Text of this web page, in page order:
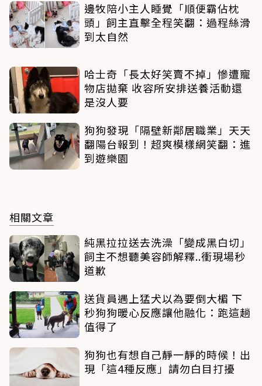
邊牧陪小主人睡覺「順便霸佔枕
頭」飼主直擊全程笑翻：過程絲滑
到太自然
哈士奇「長太好笑賣不掉」慘遭寵
物店拋棄 收容所安排送養活動還
是沒人要
狗狗發現「隔壁新鄰居職業」天天
翻陽台報到！超爽模樣網笑翻：進
到遊樂園
相關文章
純黑拉拉送去洗澡「變成黑白切」
飼主不想聽美容師解釋..衝現場秒
道歉
送貨員遇上猛犬以為要倒大楣 下
秒狗狗暖心反應讓他融化：跑這趟
值得了
狗狗也有想自己靜一靜的時候！出
現「這4種反應」請勿白目打擾